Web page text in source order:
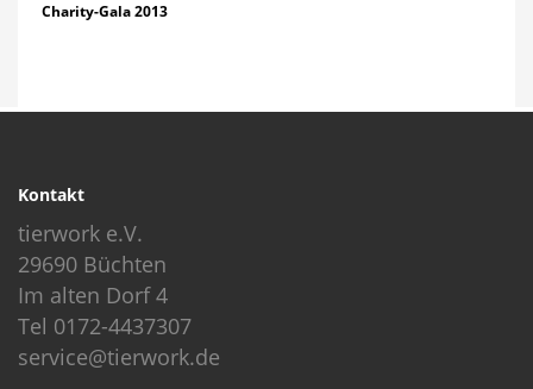
Charity-Gala 2013
Kontakt
tierwork e.V.
29690 Büchten
Im alten Dorf 4
Tel 0172-4437307
service@tierwork.de